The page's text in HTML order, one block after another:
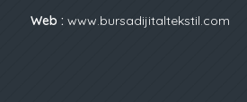
Web : www.bursadijitaltekstil.com